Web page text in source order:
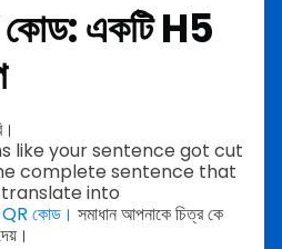
একটি H5
like your sentence got cut
complete sentence that
into
QR কোড। সমাধান আপনাকে চিত্র কে